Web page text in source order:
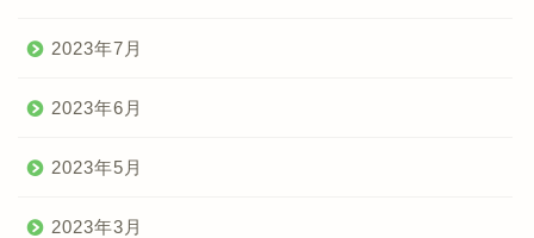
2023年7月
2023年6月
2023年5月
2023年3月